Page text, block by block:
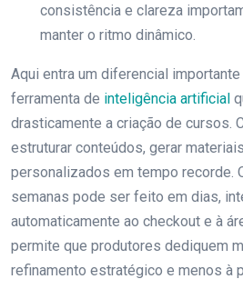
consistência e clareza
manter o ritmo dinâmico.
Aqui entra um diferencial importante
ferramenta de inteligência artificial
drasticamente a criação de cursos.
estruturar conteúdos, gerar
personalizados em tempo recorde.
semanas pode ser feito em dias,
automaticamente ao checkout e à
permite que produtores dediquem
refinamento estratégico e menos à